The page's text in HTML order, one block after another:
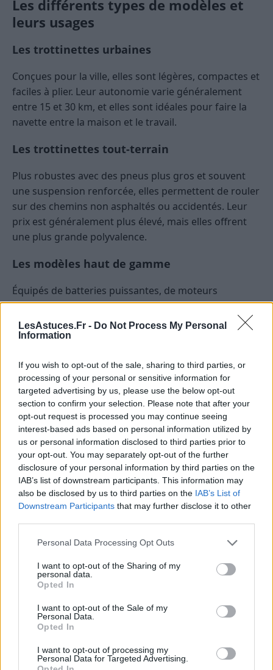
LesAstuces.Fr - Do Not Process My Personal
Information
If you wish to opt-out of the sale, sharing to third parties, or
processing of your personal or sensitive information for
targeted advertising by us, please use the below opt-out
section to confirm your selection. Please note that after your
opt-out request is processed you may continue seeing
interest-based ads based on personal information utilized by
us or personal information disclosed to third parties prior to
your opt-out. You may separately opt-out of the further
disclosure of your personal information by third parties on the
IAB’s list of downstream participants. This information may
also be disclosed by us to third parties on the IAB’s List of
Downstream Participants that may further disclose it to other
Personal Data Processing Opt Outs
I want to opt-out of the Sharing of my
personal data.
Opted In
I want to opt-out of the Sale of my
Personal Data.
Opted In
I want to opt-out of processing my
Personal Data for Targeted Advertising.
Les différents types de modèles et
leurs usages
Les trottinettes urbaines
Conçues pour la ville, elles sont légères, compactes et
faciles à plier. Leur autonomie varie généralement
entre 15 et 30 km, et elles sont idéales pour faire la
navette entre la maison et le travail.
Les trottinettes tout-terrain
Plus robustes avec des pneus plus gros et souvent
une suspension renforcée, elles permettent de rouler
sur des chemins non asphaltés ou accidentés. Leur
prix est généralement plus élevé, mais elles offrent
une plus grande polyvalence.
Les modèles haut de gamme
Équipés de batteries puissantes, de moteurs
performants, et souvent dotés de fonctionnalités
connectées (applications smartphone, GPS, éclairage
intelligent), ils ciblent les utilisateurs exigeants ou
Les prix et le budget à prévoir
Le marché propose une large gamme de modèles,
avec des prix allant de 200 à plus de 2000 euros. Pour
un usage quotidien en ville, il est conseillé d’investir
entre 300 et 700 euros pour une trottinette fiable et
durable. Les modèles à moins de 300 euros peuvent
convenir pour une utilisation occasionnelle ou pour
tester le mode de déplacement, mais leur durée de
vie et leur performance seront souvent moindres.
Les avantages et inconvénients à
considérer avant d’investir
Les bénéfices
Solution économique à long terme
Gain de temps lors des déplacements en centre-
ville
Réduction de l’impact environnemental